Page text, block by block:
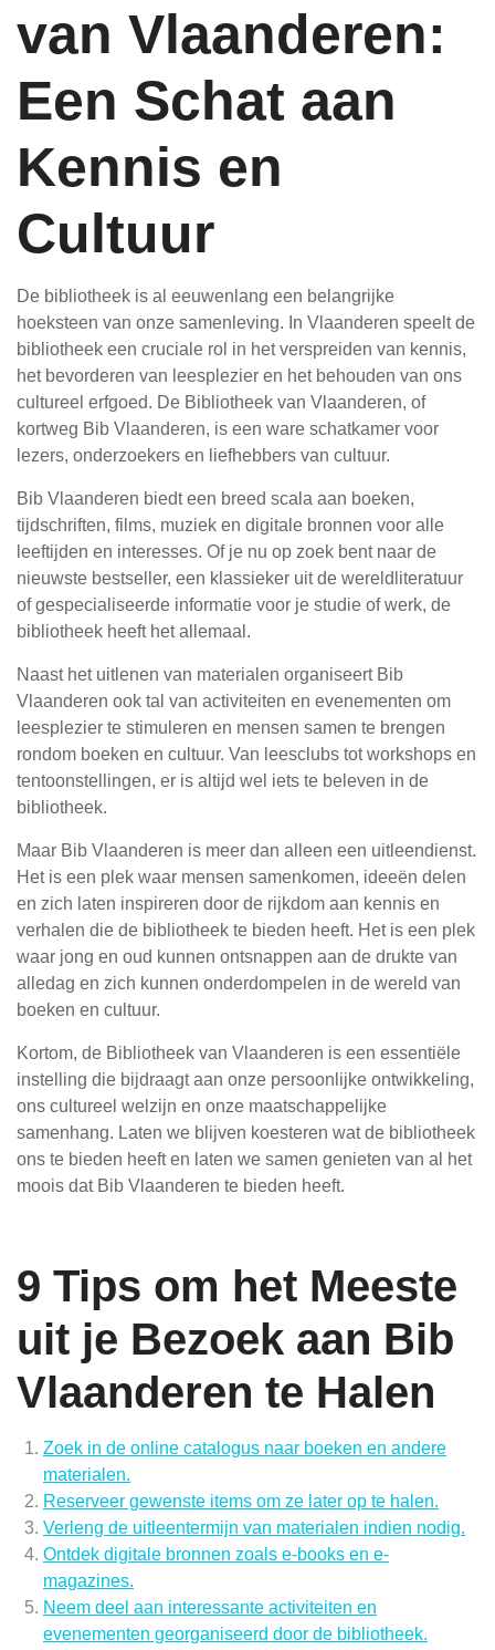
van Vlaanderen:
Een Schat aan
Kennis en
Cultuur
De bibliotheek is al eeuwenlang een belangrijke
hoeksteen van onze samenleving. In Vlaanderen speelt de
bibliotheek een cruciale rol in het verspreiden van kennis,
het bevorderen van leesplezier en het behouden van ons
cultureel erfgoed. De Bibliotheek van Vlaanderen, of
kortweg Bib Vlaanderen, is een ware schatkamer voor
lezers, onderzoekers en liefhebbers van cultuur.
Bib Vlaanderen biedt een breed scala aan boeken,
tijdschriften, films, muziek en digitale bronnen voor alle
leeftijden en interesses. Of je nu op zoek bent naar de
nieuwste bestseller, een klassieker uit de wereldliteratuur
of gespecialiseerde informatie voor je studie of werk, de
bibliotheek heeft het allemaal.
Naast het uitlenen van materialen organiseert Bib
Vlaanderen ook tal van activiteiten en evenementen om
leesplezier te stimuleren en mensen samen te brengen
rondom boeken en cultuur. Van leesclubs tot workshops en
tentoonstellingen, er is altijd wel iets te beleven in de
bibliotheek.
Maar Bib Vlaanderen is meer dan alleen een uitleendienst.
Het is een plek waar mensen samenkomen, ideeën delen
en zich laten inspireren door de rijkdom aan kennis en
verhalen die de bibliotheek te bieden heeft. Het is een plek
waar jong en oud kunnen ontsnappen aan de drukte van
alledag en zich kunnen onderdompelen in de wereld van
boeken en cultuur.
Kortom, de Bibliotheek van Vlaanderen is een essentiële
instelling die bijdraagt aan onze persoonlijke ontwikkeling,
ons cultureel welzijn en onze maatschappelijke
samenhang. Laten we blijven koesteren wat de bibliotheek
ons te bieden heeft en laten we samen genieten van al het
moois dat Bib Vlaanderen te bieden heeft.
9 Tips om het Meeste
uit je Bezoek aan Bib
Vlaanderen te Halen
Zoek in de online catalogus naar boeken en andere
materialen.
Reserveer gewenste items om ze later op te halen.
Verleng de uitleentermijn van materialen indien nodig.
Ontdek digitale bronnen zoals e-books en e-
magazines.
Neem deel aan interessante activiteiten en
evenementen georganiseerd door de bibliotheek.